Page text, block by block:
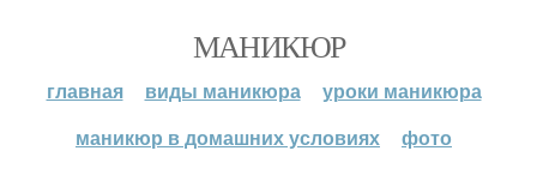
МАНИКЮР
главная виды маникюра
уроки маникюра
маникюр в домашних условиях
фото